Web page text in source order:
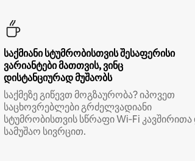
საქმიანი სტუმრობისთვის შესაფერისი
ვარიანტები მათთვის, ვინც
დისტანციურად მუშაობს
საქმეზე გიწევთ მოგზაურობა? იპოვეთ
საცხოვრებლები გრძელვადიანი
სტუმრობისთვის სწრაფი Wi‑Fi კავშირითა
სამუშაო სივრცით.